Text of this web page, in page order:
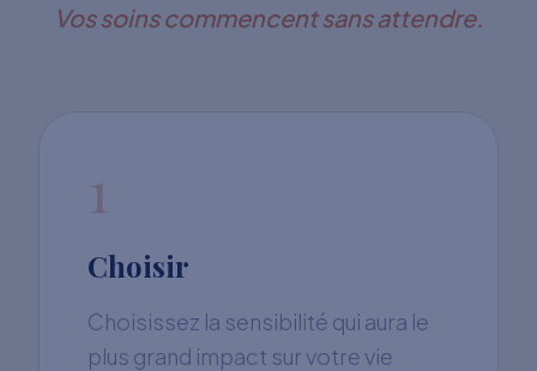
Vos soins commencent sans attendre.
1
Choisir
Choisissez la sensibilité qui aura le
plus grand impact sur votre vie